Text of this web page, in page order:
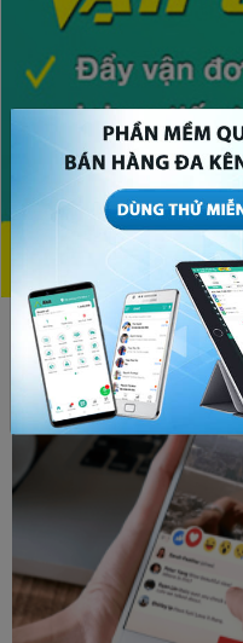
CHỦ ĐỀ HOT